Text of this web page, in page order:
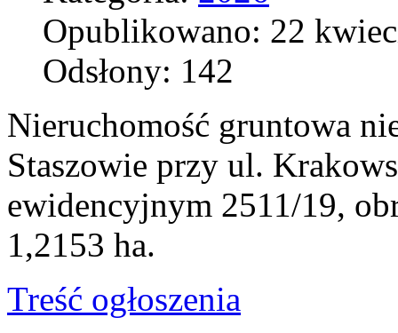
Opublikowano: 22
Odsłony: 142
Nieruchomość gruntowa
Staszowie przy ul.
ewidencyjnym 2511/19,
1,2153 ha.
Treść ogłoszenia